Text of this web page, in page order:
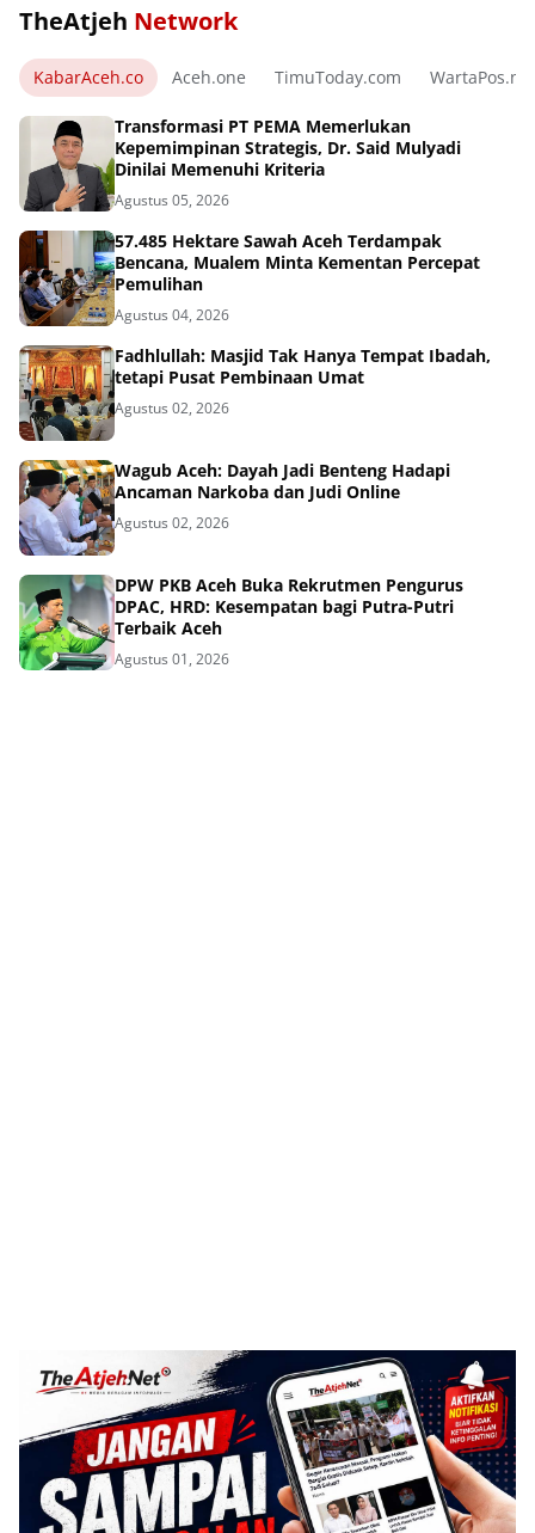
TheAtjeh Network
KabarAceh.co Aceh.one TimuToday.com WartaPos.net
Transformasi PT PEMA Memerlukan
Kepemimpinan Strategis, Dr. Said Mulyadi
Dinilai Memenuhi Kriteria
Agustus 05, 2026
57.485 Hektare Sawah Aceh Terdampak
Bencana, Mualem Minta Kementan Percepat
Pemulihan
Agustus 04, 2026
Fadhlullah: Masjid Tak Hanya Tempat Ibadah,
tetapi Pusat Pembinaan Umat
Agustus 02, 2026
Wagub Aceh: Dayah Jadi Benteng Hadapi
Ancaman Narkoba dan Judi Online
Agustus 02, 2026
DPW PKB Aceh Buka Rekrutmen Pengurus
DPAC, HRD: Kesempatan bagi Putra-Putri
Terbaik Aceh
Agustus 01, 2026